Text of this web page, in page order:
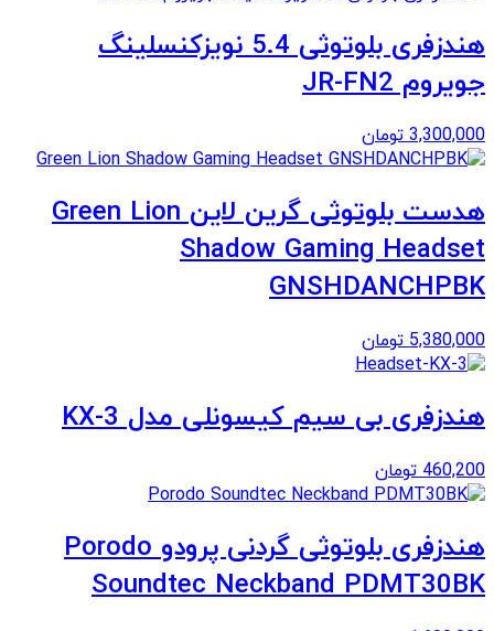
هندزفری بلوتوثی 5.4 نویزکنسلینگ
جویروم JR-FN2
3,300,000 تومان
هدست بلوتوثی گرین لاین Green Lion
Shadow Gaming Headset
GNSHDANCHPBK
5,380,000 تومان
هندزفری بی سیم کیسونلی مدل KX-3
460,200 تومان
هندزفری بلوتوثی گردنی پرودو Porodo
Soundtec Neckband PDMT30BK